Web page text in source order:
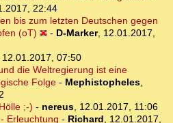
22:44
bis zum letzten Deutschen gegen
(oT)
- D-Marker, 12.01.2017,
12.01.2017, 07:50
die Weltregierung ist eine
Folge - Mephistopheles,
;-) - nereus, 12.01.2017, 11:06
Erleuchtung - Richard, 12.01.2017,